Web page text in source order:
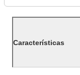
Características